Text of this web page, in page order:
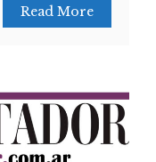
Read More